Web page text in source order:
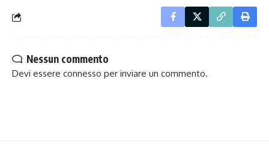
Nessun commento
Devi essere connesso per inviare un commento.